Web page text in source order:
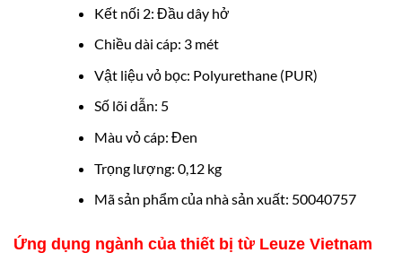
Kết nối 2: Đầu dây hở
Chiều dài cáp: 3 mét
Vật liệu vỏ bọc: Polyurethane (PUR)
Số lõi dẫn: 5
Màu vỏ cáp: Đen
Trọng lượng: 0,12 kg
Mã sản phẩm của nhà sản xuất: 50040757
Ứng dụng ngành của thiết bị từ Leuze Vietnam